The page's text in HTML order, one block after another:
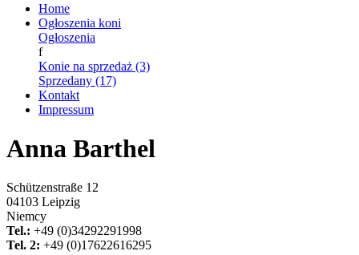
Home
Ogłoszenia koni
Ogłoszenia
f
Konie na sprzedaż (3)
Sprzedany (17)
Kontakt
Impressum
Anna Barthel
Schützenstraße 12
04103 Leipzig
Niemcy
Tel.: +49 (0)34292291998
Tel. 2: +49 (0)17622616295